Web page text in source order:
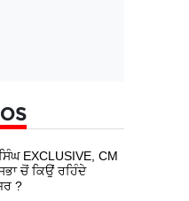
EXCLUSIVE, CM
ਚੋਂ ਕਿਉਂ ਰਹਿੰਦੇ
?